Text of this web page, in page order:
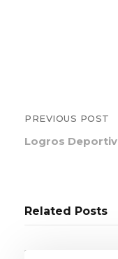
PREVIOUS POST
Logros
Related Posts